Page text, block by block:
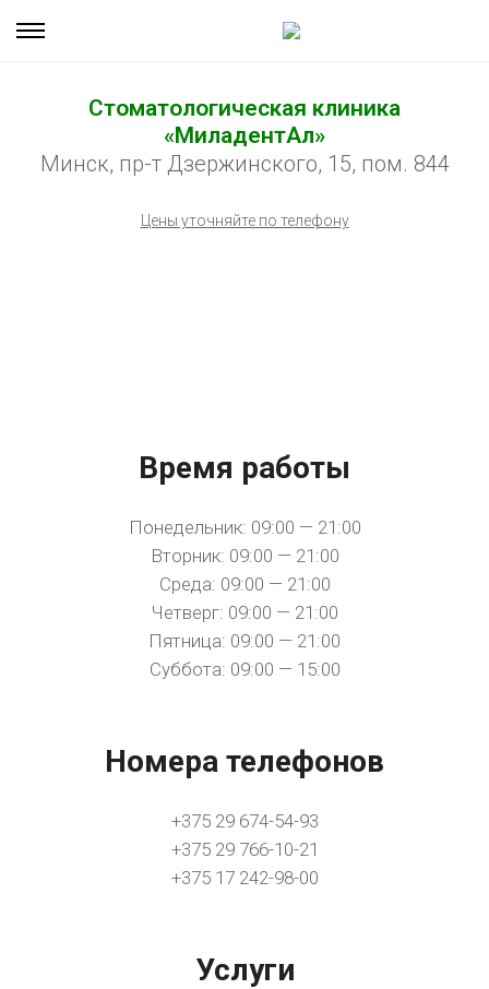
Стоматологическая клиника
«МиладентАл»
Минск, пр-т Дзержинского, 15, пом. 844
Цены уточняйте по телефону
Время работы
Понедельник: 09:00 — 21:00
Вторник: 09:00 — 21:00
Среда: 09:00 — 21:00
Четверг: 09:00 — 21:00
Пятница: 09:00 — 21:00
Суббота: 09:00 — 15:00
Номера телефонов
+375 29 674-54-93
+375 29 766-10-21
+375 17 242-98-00
Услуги